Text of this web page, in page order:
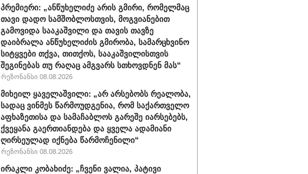
პრემიერი: „ანწუხელიძე არის გმირი, რომელმაც
თავი დადო სამშობლოსთვის, მოგვიანებით
გამოვიდა სააკაშვილი და თავის თავზე
დაიბრალა ანწუხელიძის გმირობა, სამარცხვინო
სიტყვები თქვა, თითქოს, სააკაშვილისთვის
შეგინებას თუ რაღაც ამგვარს სთხოვდნენ მას“
რეზონანსი 08.08.2026
მიხეილ ყაველაშვილი: „არ არსებობს რეალობა,
სადაც ვინმეს წარმოუდგენია, რომ საქართველო
აფხაზეთისა და სამაჩაბლოს გარეშე იარსებებს,
ქვეყანა გაერთიანდება და ყველა ადამიანი
ღირსეულად იქნება წარმოჩენილი“
რეზონანსი 08.08.2026
ირაკლი კობახიძე: „ჩვენი ვალია, პატივი